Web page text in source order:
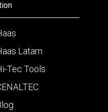
Latam
Tec Tools